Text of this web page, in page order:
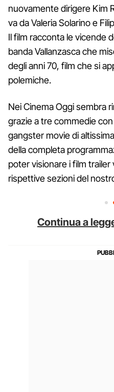
nuovamente dirigere Kim
va da Valeria Solarino e
Il film racconta le vicende
banda Vallanzasca che
degli anni 70, film che si
polemiche.
Nei Cinema Oggi sembra
grazie a tre commedie
gangster movie di
della completa
poter visionare i film trailer
rispettive sezioni del
Continua a